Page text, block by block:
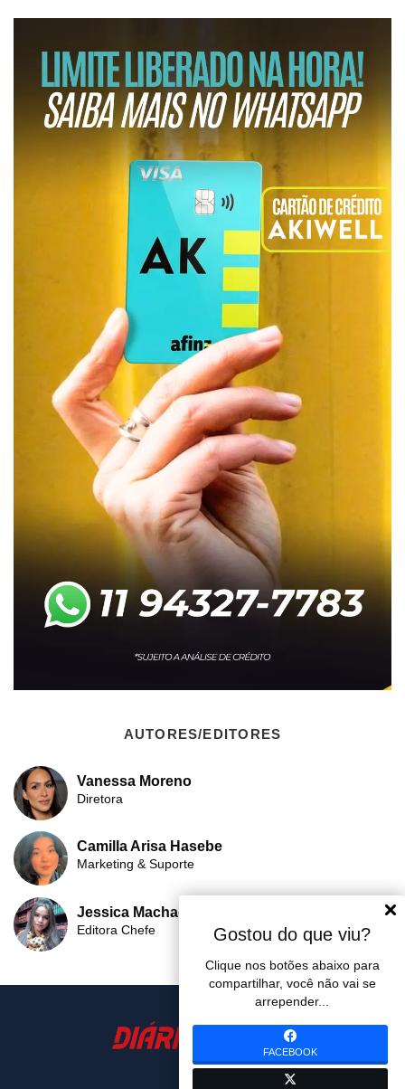
AUTORES/EDITORES
Vanessa Moreno
Diretora
Camilla Arisa Hasebe
Marketing & Suporte
Jessica Machado
Editora Chefe Gostou do que viu?
Clique nos botões abaixo para
compartilhar, você não vai se
arrepender...
FACEBOOK